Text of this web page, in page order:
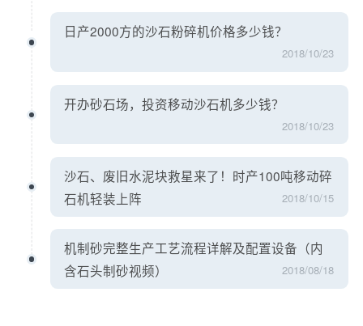
日产2000方的沙石粉碎机价格多少钱？
2018/10/23
开办砂石场，投资移动沙石机多少钱？
2018/10/23
沙石、废旧水泥块救星来了！时产100吨移动碎
石机轻装上阵
2018/10/15
机制砂完整生产工艺流程详解及配置设备（内
含石头制砂视频）
2018/08/18